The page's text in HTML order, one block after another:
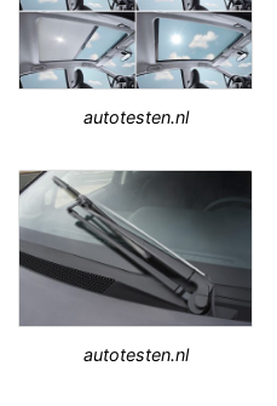
autotesten.nl
autotesten.nl